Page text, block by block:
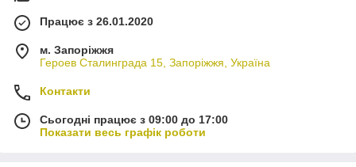
Працює з 26.01.2020
м. Запоріжжя
Героев Сталинграда 15, Запоріжжя, Україна
Контакти
Сьогодні працює з 09:00 до 17:00
Показати весь графік роботи